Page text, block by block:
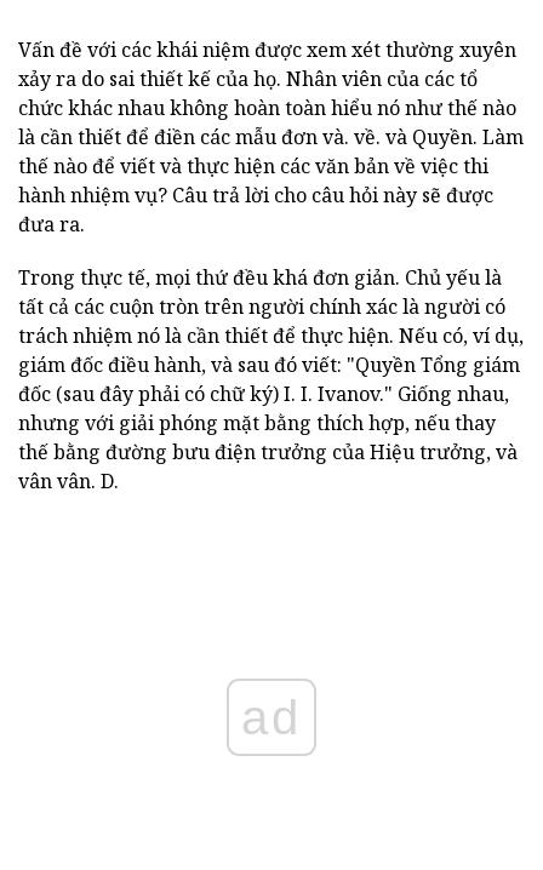
Vấn đề với các khái niệm được xem xét thường xuyên
xảy ra do sai thiết kế của họ. Nhân viên của các tổ
chức khác nhau không hoàn toàn hiểu nó như thế nào
là cần thiết để điền các mẫu đơn và. về. và Quyền. Làm
thế nào để viết và thực hiện các văn bản về việc thi
hành nhiệm vụ? Câu trả lời cho câu hỏi này sẽ được
đưa ra.
Trong thực tế, mọi thứ đều khá đơn giản. Chủ yếu là
tất cả các cuộn tròn trên người chính xác là người có
trách nhiệm nó là cần thiết để thực hiện. Nếu có, ví dụ,
giám đốc điều hành, và sau đó viết: "Quyền Tổng giám
đốc (sau đây phải có chữ ký) I. I. Ivanov." Giống nhau,
nhưng với giải phóng mặt bằng thích hợp, nếu thay
thế bằng đường bưu điện trưởng của Hiệu trưởng, và
vân vân. D.
ad